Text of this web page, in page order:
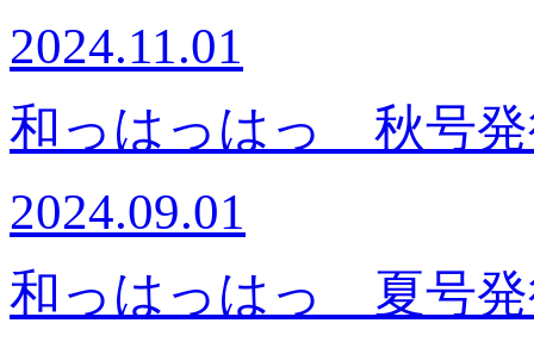
2024.11.01
和っはっはっ 秋号
2024.09.01
和っはっはっ 夏号